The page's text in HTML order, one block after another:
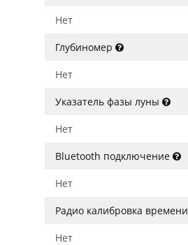
Нет
Глубиномер
Нет
Указатель фазы луны
Нет
Bluetooth подключение
Нет
Радио калибровка времени
Нет